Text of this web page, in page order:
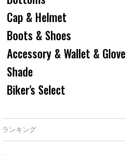
Cap & Helmet
Boots & Shoes
Accessory & Wallet & Glove
Shade
Biker's Select
ランキング